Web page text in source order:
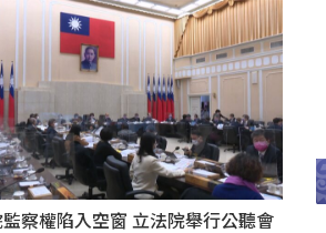
察權陷入空窗 立法院舉行公聽會